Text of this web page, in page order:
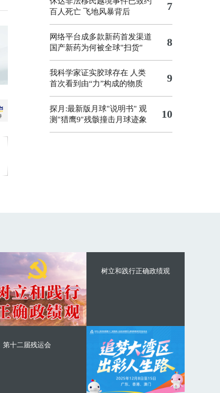
百人死亡 飞地风暴背后 7
网络平台成多款新药首发渠道
国产新药为何被全球"扫货"
8
我科学家证实胶球存在 人类
首次看到由“力”构成的物质
9
探月:最新版月球"说明书" 观
测"猎鹰9"残骸撞击月球迹象
10
树立和践行正确政绩观
第十二届残运会